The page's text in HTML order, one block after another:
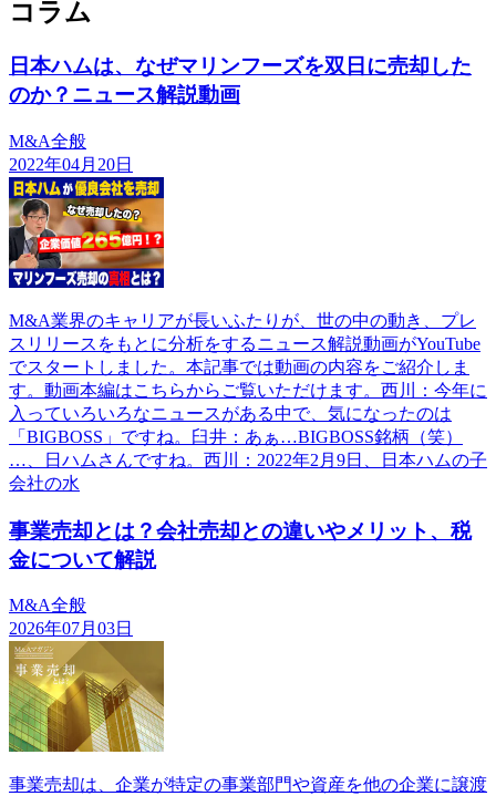
コラム
日本ハムは、なぜマリンフーズを双日に売却した
のか？ニュース解説動画
M&A全般
2022年04月20日
M&A業界のキャリアが長いふたりが、世の中の動き、プレ
スリリースをもとに分析をするニュース解説動画がYouTube
でスタートしました。本記事では動画の内容をご紹介しま
す。動画本編はこちらからご覧いただけます。西川：今年に
入っていろいろなニュースがある中で、気になったのは
「BIGBOSS」ですね。臼井：あぁ…BIGBOSS銘柄（笑）
…、日ハムさんですね。西川：2022年2月9日、日本ハムの子
会社の水
事業売却とは？会社売却との違いやメリット、税
金について解説
M&A全般
2026年07月03日
事業売却は、企業が特定の事業部門や資産を他の企業に譲渡